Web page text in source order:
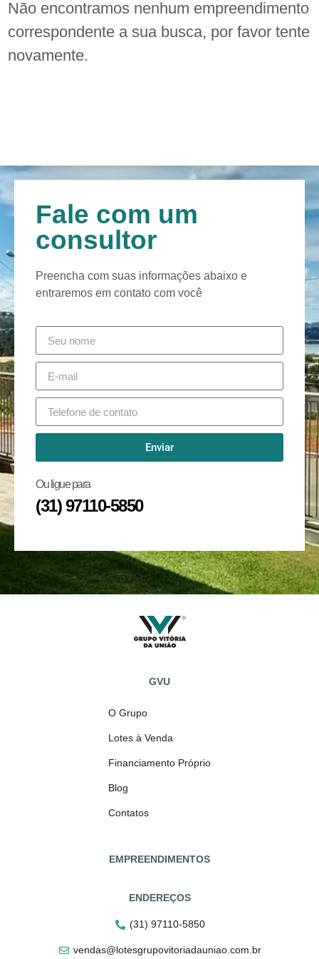
Não encontramos nenhum empreendimento
correspondente a sua busca, por favor tente
novamente.
Fale com um
consultor
Preencha com suas informações abaixo e
entraremos em contato com você
Enviar
Ou ligue para
(31) 97110-5850
GVU
O Grupo
Lotes à Venda
Financiamento Próprio
Blog
Contatos
EMPREENDIMENTOS
ENDEREÇOS
(31) 97110-5850
vendas@lotesgrupovitoriadauniao.com.br